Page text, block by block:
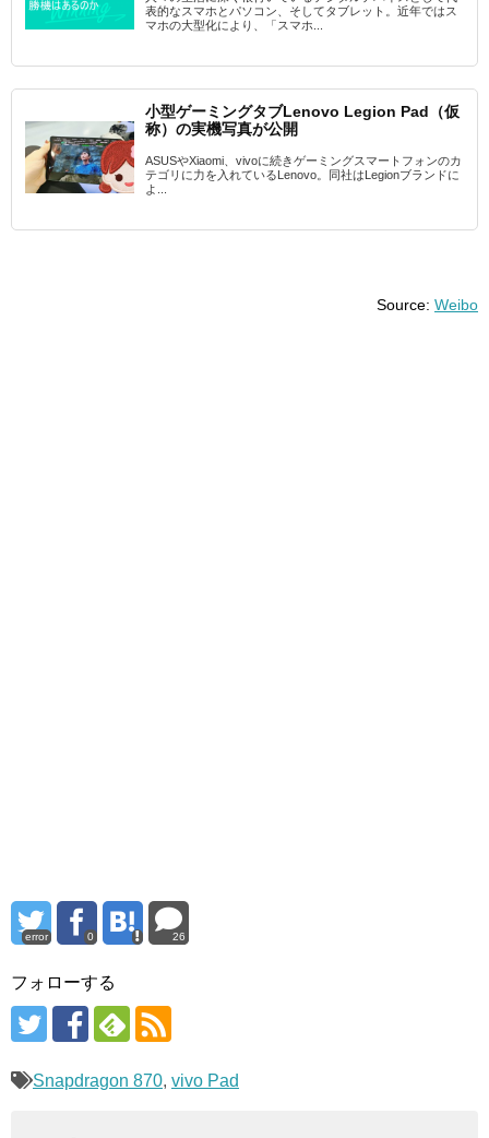
表的なスマホとパソコン、そしてタブレット。近年ではス
マホの大型化により、「スマホ...
小型ゲーミングタブLenovo Legion Pad（仮
称）の実機写真が公開
ASUSやXiaomi、vivoに続きゲーミングスマートフォンのカ
テゴリに力を入れているLenovo。同社はLegionブランドに
よ...
Source: Weibo
error 0 26
フォローする
Snapdragon 870, vivo Pad